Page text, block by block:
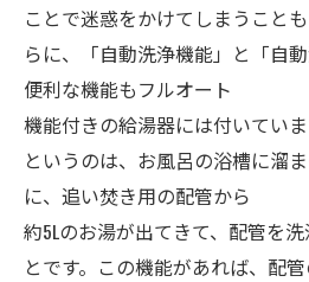
ことで迷惑をかけてしまうこと
らに、「自動洗浄機能」と「自
便利な機能もフルオート
機能付きの給湯器には付いていま
というのは、お風呂の浴槽に溜
に、追い焚き用の配管から
約5Lのお湯が出てきて、配管を
とです。この機能があれば、配